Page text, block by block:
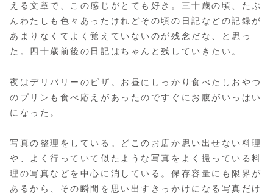
える文章で、この感じがとても好き。三十歳の頃、たぶ
んわたしも色々あったけれどその頃の日記などの記録が
あまりなくてよく覚えていないのが残念だな、と思っ
た。四十歳前後の日記はちゃんと残していきたい。
夜はデリバリーのピザ。お昼にしっかり食べたしおやつ
のプリンも食べ応えがあったのですぐにお腹がいっぱい
になった。
写真の整理をしている。どこのお店か思い出せない料理
や、よく行っていて似たような写真をよく撮っている料
理の写真などを中心に消している。保存容量にも限界が
あるから、その瞬間を思い出すきっかけになる写真だけ